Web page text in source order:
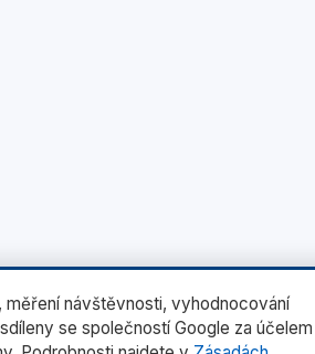
návštěvnosti, vyhodnocování
se společností Google za účelem